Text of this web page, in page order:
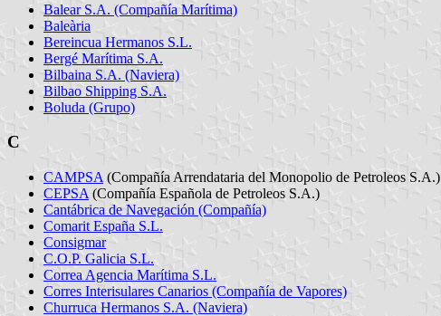
Balear S.A. (Compañía Marítima)
Baleària
Bereincua Hermanos S.L.
Bergé Marítima S.A.
Bilbaina S.A. (Naviera)
Bilbao Shipping S.A.
Boluda (Grupo)
C
CAMPSA (Compañía Arrendataria del Monopolio de Petroleos S.A.)
CEPSA (Compañía Española de Petroleos S.A.)
Cantábrica de Navegación (Compañía)
Comarit España S.L.
Consigmar
C.O.P. Galicia S.L.
Correa Agencia Marítima S.L.
Corres Interisulares Canarios (Compañía de Vapores)
Churruca Hermanos S.A. (Naviera)